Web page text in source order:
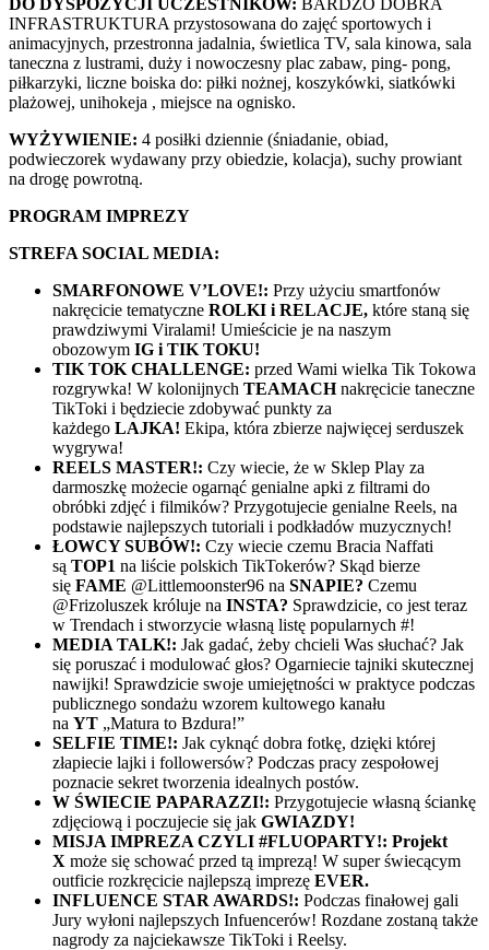
INFRASTRUKTURA przystosowana do zajęć sportowych i
animacyjnych, przestronna jadalnia, świetlica TV, sala kinowa, sala
taneczna z lustrami, duży i nowoczesny plac zabaw, ping- pong,
piłkarzyki, liczne boiska do: piłki nożnej, koszykówki, siatkówki
plażowej, unihokeja , miejsce na ognisko.
WYŻYWIENIE: 4 posiłki dziennie (śniadanie, obiad,
podwieczorek wydawany przy obiedzie, kolacja), suchy prowiant
na drogę powrotną.
PROGRAM IMPREZY
STREFA SOCIAL MEDIA:
SMARFONOWE V’LOVE!: Przy użyciu smartfonów
nakręcicie tematyczne ROLKI i RELACJE, które staną się
prawdziwymi Viralami! Umieścicie je na naszym
obozowym IG i TIK TOKU!
TIK TOK CHALLENGE: przed Wami wielka Tik Tokowa
rozgrywka! W kolonijnych TEAMACHnakręcicie taneczne
TikToki i będziecie zdobywać punkty za
każdego LAJKA! Ekipa, która zbierze najwięcej serduszek
wygrywa!
REELS MASTER!: Czy wiecie, że w Sklep Play za
darmoszkę możecie ogarnąć genialne apki z filtrami do
obróbki zdjęć i filmików? Przygotujecie genialne Reels, na
podstawie najlepszych tutoriali i podkładów muzycznych!
ŁOWCY SUBÓW!: Czy wiecie czemu Bracia Naffati
są TOP1 na liście polskich TikTokerów? Skąd bierze
się FAME @Littlemoonster96 na SNAPIE? Czemu
@Frizoluszek króluje na INSTA? Sprawdzicie, co jest teraz
w Trendach i stworzycie własną listę popularnych #!
MEDIA TALK!: Jak gadać, żeby chcieli Was słuchać? Jak
się poruszać i modulować głos? Ogarniecie tajniki skutecznej
nawijki! Sprawdzicie swoje umiejętności w praktyce podczas
publicznego sondażu wzorem kultowego kanału
na YT „Matura to Bzdura!”
SELFIE TIME!: Jak cyknąć dobra fotkę, dzięki której
złapiecie lajki i followersów? Podczas pracy zespołowej
poznacie sekret tworzenia idealnych postów.
W ŚWIECIE PAPARAZZI!: Przygotujecie własną ściankę
zdjęciową i poczujecie się jak GWIAZDY!
MISJA IMPREZA CZYLI #FLUOPARTY!: Projekt
X może się schować przed tą imprezą! W super świecącym
outficie rozkręcicie najlepszą imprezę EVER.
INFLUENCE STAR AWARDS!: Podczas finałowej gali
Jury wyłoni najlepszych Infuencerów! Rozdane zostaną także
nagrody za najciekawsze TikToki i Reelsy.